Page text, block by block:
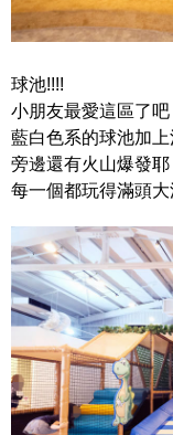
球池!!!!
小朋友最愛這區了吧
藍白色系的球池加
旁邊還有火山爆發耶
每一個都玩得滿頭